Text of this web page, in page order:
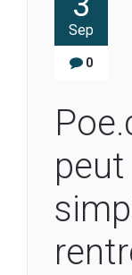
Sep
0